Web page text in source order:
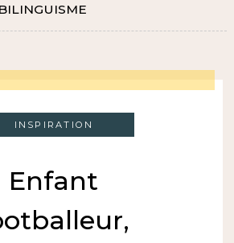
BILINGUISME
INSPIRATION
Enfant